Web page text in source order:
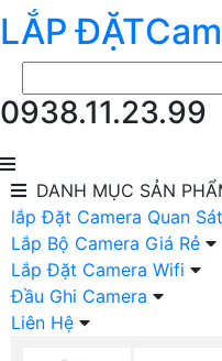
LẮP ĐẶT
0938.11.23.99
DANH MỤC SẢN
lắp Đặt Camera Quan Sát
Lắp Bộ Camera Giá Rẻ
Lắp Đặt Camera Wifi
Đầu Ghi Camera
Liên Hệ